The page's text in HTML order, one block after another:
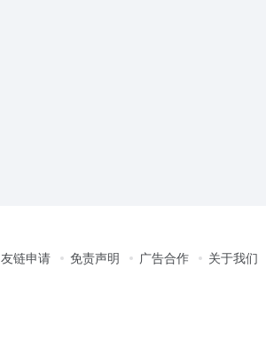
友链申请 免责声明 广告合作 关于我们